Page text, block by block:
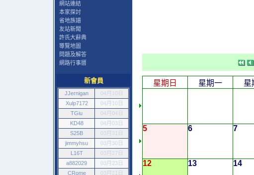
網站連結
本家探討
省地族譜
友站新聞
許氏大辭典
導覽地圖
問題及解答
網路行事曆
新會員
JJernigan
04月10日
Xulp7172
04月10日
TGiu
04月04日
KD48
04月03日
S25B
03月31日
jimmyhsu
03月30日
L16T
03月27日
a882029
03月23日
CRome
03月21日
星期日 星期一 星
5 6 7
12 13 14